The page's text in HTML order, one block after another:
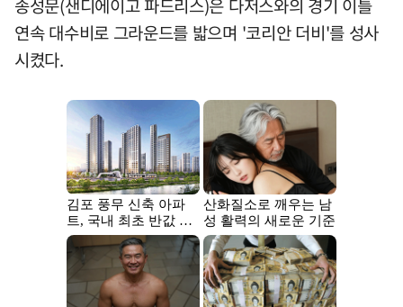
송성문(샌디에이고 파드리스)은 다저스와의 경기 이틀
연속 대수비로 그라운드를 밟으며 '코리안 더비'를 성사
시켰다.